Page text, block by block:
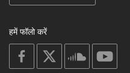
हमें फॉलो करें
on
facebook
soundcloud